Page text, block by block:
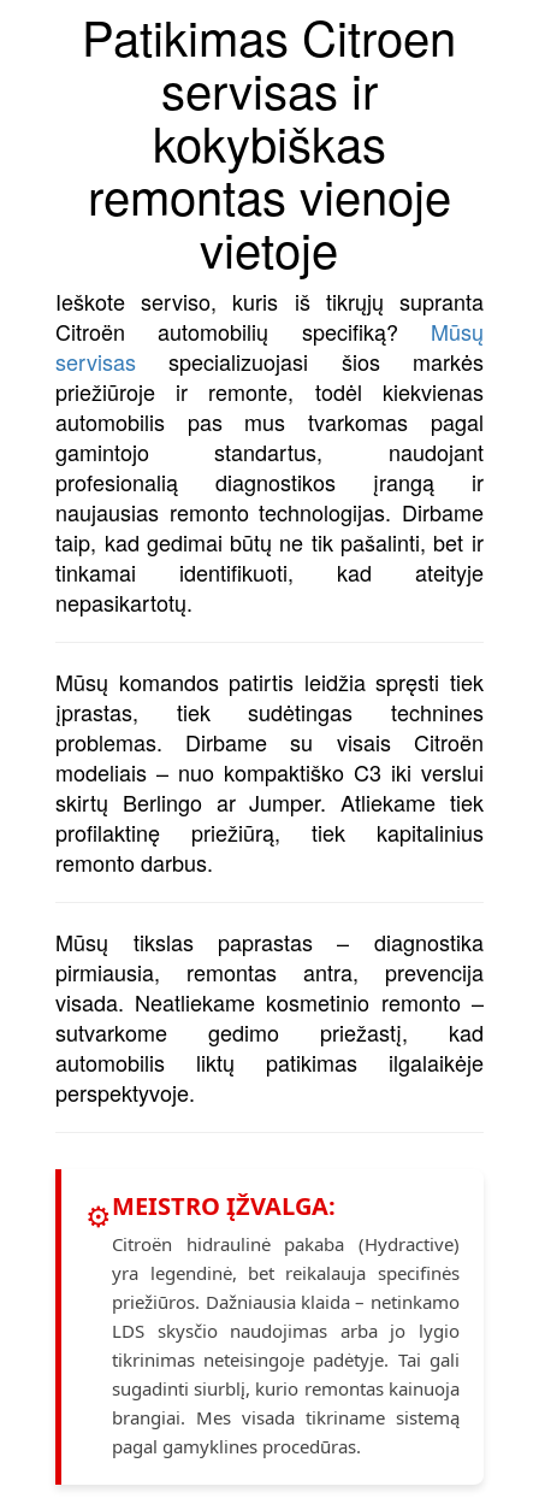
Patikimas Citroen
servisas ir
kokybiškas
remontas vienoje
vietoje
Ieškote serviso, kuris iš tikrųjų supranta
Citroën automobilių specifiką? Mūsų
servisas specializuojasi šios markės
priežiūroje ir remonte, todėl kiekvienas
automobilis pas mus tvarkomas pagal
gamintojo standartus, naudojant
profesionalią diagnostikos įrangą ir
naujausias remonto technologijas. Dirbame
taip, kad gedimai būtų ne tik pašalinti, bet ir
tinkamai identifikuoti, kad ateityje
nepasikartotų.
Mūsų komandos patirtis leidžia spręsti tiek
įprastas, tiek sudėtingas technines
problemas. Dirbame su visais Citroën
modeliais – nuo kompaktiško C3 iki verslui
skirtų Berlingo ar Jumper. Atliekame tiek
profilaktinę priežiūrą, tiek kapitalinius
remonto darbus.
Mūsų tikslas paprastas – diagnostika
pirmiausia, remontas antra, prevencija
visada. Neatliekame kosmetinio remonto –
sutvarkome gedimo priežastį, kad
automobilis liktų patikimas ilgalaikėje
perspektyvoje.
⚙MEISTRO ĮŽVALGA:
Citroën hidraulinė pakaba (Hydractive)
yra legendinė, bet reikalauja specifinės
priežiūros. Dažniausia klaida – netinkamo
LDS skysčio naudojimas arba jo lygio
tikrinimas neteisingoje padėtyje. Tai gali
sugadinti siurblį, kurio remontas kainuoja
brangiai. Mes visada tikriname sistemą
pagal gamyklines procedūras.